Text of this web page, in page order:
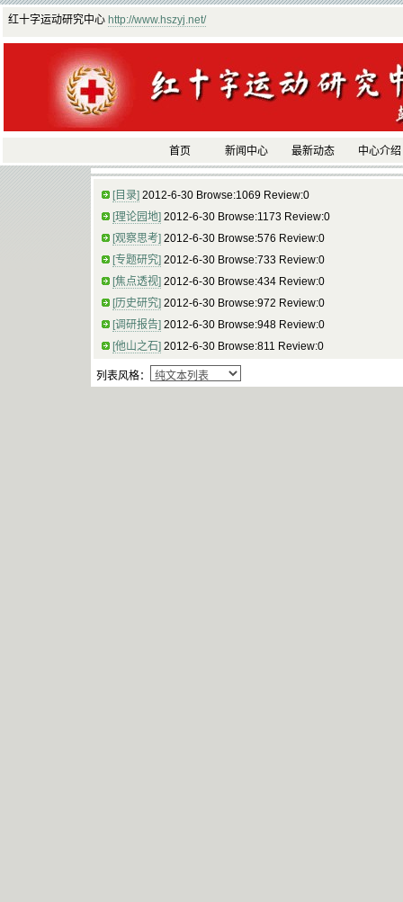
红十字运动研究中心 http://www.hszyj.net/
首页 新闻中心 最新动态 中心介绍
[目录] 2012-6-30 Browse:1069 Review:0
[理论园地] 2012-6-30 Browse:1173 Review:0
[观察思考] 2012-6-30 Browse:576 Review:0
[专题研究] 2012-6-30 Browse:733 Review:0
[焦点透视] 2012-6-30 Browse:434 Review:0
[历史研究] 2012-6-30 Browse:972 Review:0
[调研报告] 2012-6-30 Browse:948 Review:0
[他山之石] 2012-6-30 Browse:811 Review:0
列表风格：